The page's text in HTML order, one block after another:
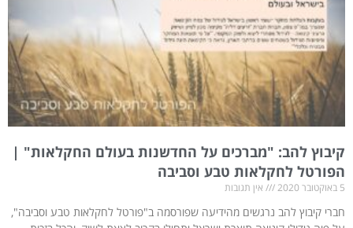
קיבוץ להב: "מברכים על החדשנות בעולם החקלאות" |
הפורטל לחקלאות טבע וסביבה
5 באוקטובר 2020 אין תגובות
חברי קיבוץ להב נרגשים מהידיעה שפורסמה ב"פורטל לחקלאות טבע וסביבה",